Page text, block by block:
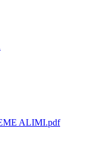
ALIMI.pdf